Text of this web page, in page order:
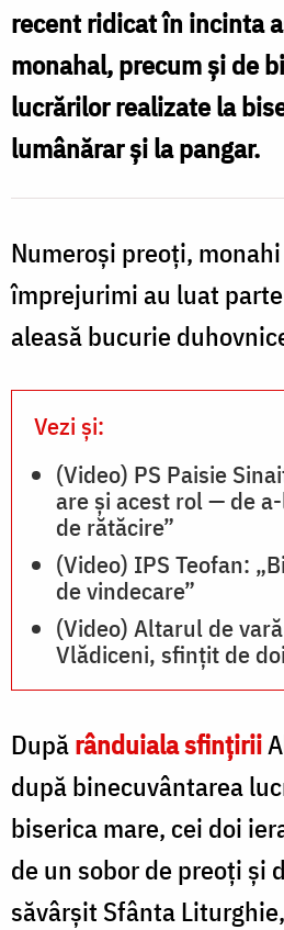
Foto:
Mihail
Vrăjitoru
recent ridicat în incinta
monahal, precum și de
lucrărilor realizate la
lumânărar și la pangar.
Numeroși preoți,
împrejurimi au luat
aleasă bucurie
Vezi și:
(Video) PS Paisie
are și acest rol — de
de rătăcire”
(Video) IPS Teofan:
de vindecare”
(Video) Altarul de
Vlădiceni, sfințit de
Dupărânduiala sfințirii
după binecuvântarea
biserica mare, cei doi
de un sobor de preoți și
săvârșit Sfânta